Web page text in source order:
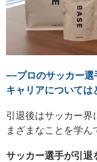
−−プロのサッカー
キャリアについては
引退後はサッカー界
まざまなことを学ん
サッカー選手が引退